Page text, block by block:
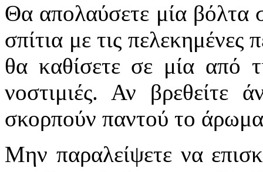
Θα απολαύσετε μία βόλτα
σπίτια με τις πελεκημένες
θα καθίσετε σε μία από
νοστιμιές. Αν βρεθείτε
σκορπούν παντού το
Μην παραλείψετε να